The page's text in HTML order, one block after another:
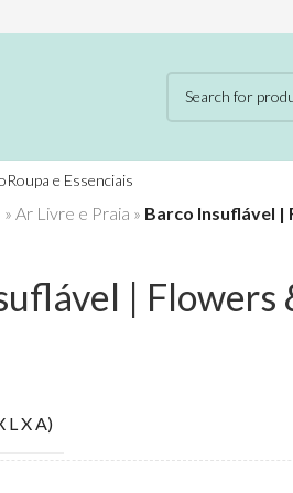
Roupa e Essenciais
» Ar Livre e Praia » Barco Insuflável
|
L X A)